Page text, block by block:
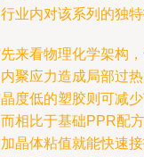
业内对该系列的独特
来看物理化学架构
聚应力造成局部过
度低的塑胶则可减
相比于基础PPR配
晶体粘值就能快速